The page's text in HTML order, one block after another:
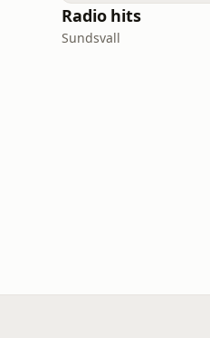
Radio hits
Sundsvall